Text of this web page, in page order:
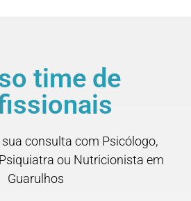
time de
consulta com Psicólogo,
ou Nutricionista em
Guarulhos